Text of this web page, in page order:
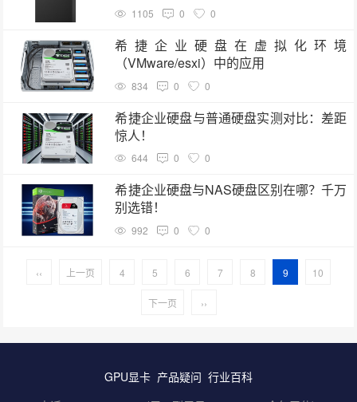
1105 0 0
希捷企业硬盘在虚拟化环境
（VMware/esxi）中的应用
834 0 0
希捷企业硬盘与普通硬盘实测对比：差距
惊人！
644 0 0
希捷企业硬盘与NAS硬盘区别在哪？千万
别选错！
992 0 0
‹‹ 上一页 4 5 6 7 8 9 10
下一页 ››
GPU显卡 产品疑问 行业百科